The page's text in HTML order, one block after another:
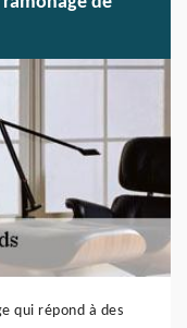
qui répond à des